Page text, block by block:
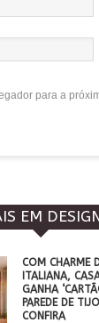
para a
EM
COM CHARME
ITALIANA,
GANHA
PAREDE DE
CONFIRA